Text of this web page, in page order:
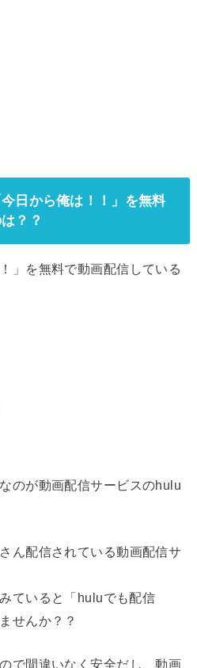
今日から俺は！！」を無料
？？
」を無料で動画配信している
のが動画配信サービスのhulu
ん配信されている動画配信サ
ていると「huluでも配信
せんか？？
で間違いなく安全だし、動画